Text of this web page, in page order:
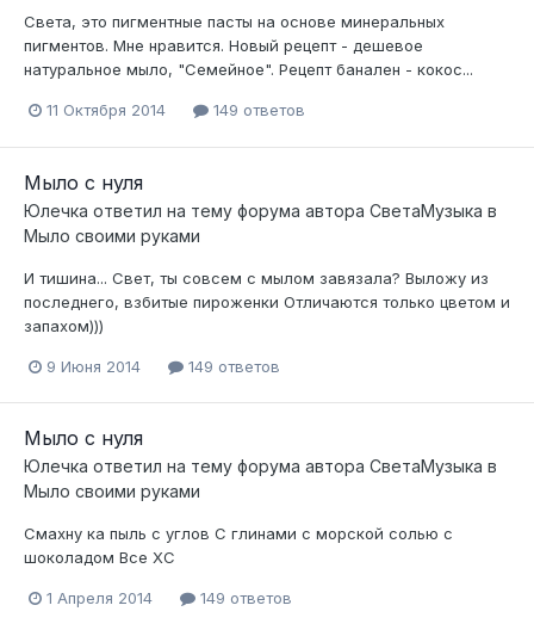
Света, это пигментные пасты на основе минеральных
пигментов. Мне нравится. Новый рецепт - дешевое
натуральное мыло, "Семейное". Рецепт банален - кокос...
11 Октября 2014 149 ответов
Мыло с нуля
Юлечка ответил на тему форума автора СветаМузыка в
Мыло своими руками
И тишина... Свет, ты совсем с мылом завязала? Выложу из
последнего, взбитые пироженки Отличаются только цветом и
запахом)))
9 Июня 2014 149 ответов
Мыло с нуля
Юлечка ответил на тему форума автора СветаМузыка в
Мыло своими руками
Смахну ка пыль с углов С глинами с морской солью с
шоколадом Все ХС
1 Апреля 2014 149 ответов